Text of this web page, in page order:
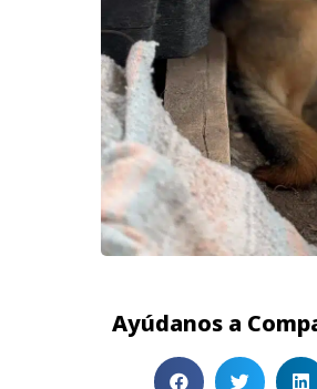
Ayúdanos a